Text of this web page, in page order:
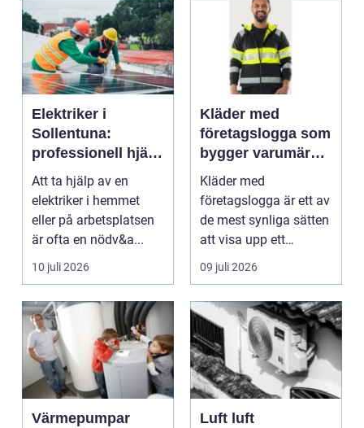
Elektriker i
Sollentuna:
professionell hjälp
när du behöver det
Att ta hjälp av en
elektriker i hemmet
eller på arbetsplatsen
är ofta en nödv&a...
10 juli 2026
Kläder med
företagslogga som
bygger varumärke
i vardagen
Kläder med
företagslogga är ett av
de mest synliga sätten
att visa upp ett
varum...
09 juli 2026
Värmepumpar
Luft luft